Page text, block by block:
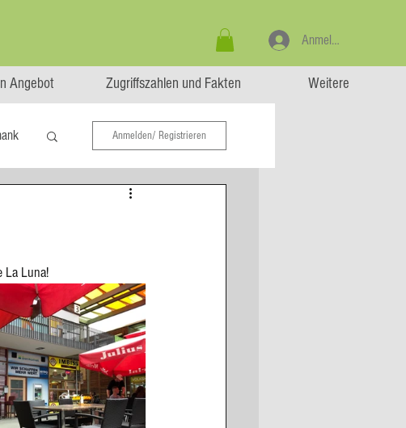
Angebot Zugriffszahlen und Fakten Weitere
Anmelden
Anmelden/ Registrieren
La Luna!